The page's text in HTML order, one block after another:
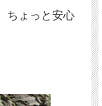
ちょっと安心